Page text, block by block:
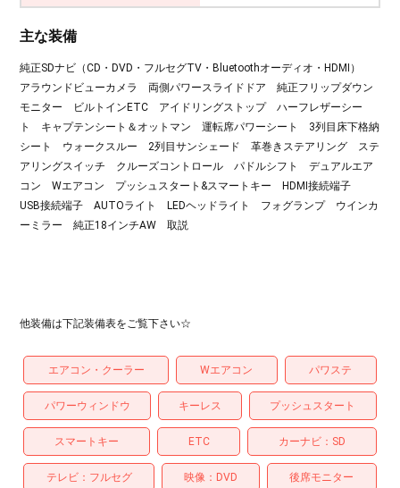
主な装備
純正SDナビ（CD・DVD・フルセグTV・Bluetoothオーディオ・HDMI）
アラウンドビューカメラ 両側パワースライドドア 純正フリップダウン
モニター ビルトインETC アイドリングストップ ハーフレザーシー
ト キャプテンシート＆オットマン 運転席パワーシート 3列目床下格納
シート ウォークスルー 2列目サンシェード 革巻きステアリング ステ
アリングスイッチ クルーズコントロール パドルシフト デュアルエア
コン Wエアコン プッシュスタート&スマートキー HDMI接続端子
USB接続端子 AUTOライト LEDヘッドライト フォグランプ ウインカ
ーミラー 純正18インチAW 取説
他装備は下記装備表をご覧下さい☆
エアコン・クーラー Wエアコン パワステ
パワーウィンドウ キーレス プッシュスタート
スマートキー ETC カーナビ SD
テレビ フルセグ 映像 DVD 後席モニター